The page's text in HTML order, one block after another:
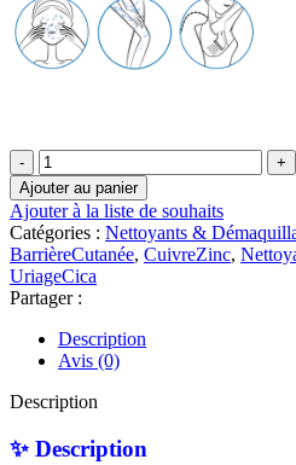
quantité
de
Uriage
–
BARIÉDERM-
CICA
Gel
Nettoyant
|
200
ML
Ajouter au panier
Ajouter à la liste de souhaits
Catégories : Nettoyants &
BarrièreCutanée, CuivreZinc,
UriageCica
Partager :
Description
Avis (0)
Description
✨ Description